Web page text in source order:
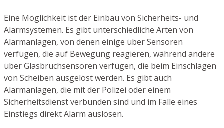
Eine Möglichkeit ist der Einbau von Sicherheits- und
Alarmsystemen. Es gibt unterschiedliche Arten von
Alarmanlagen, von denen einige über Sensoren
verfügen, die auf Bewegung reagieren, während andere
über Glasbruchsensoren verfügen, die beim Einschlagen
von Scheiben ausgelöst werden. Es gibt auch
Alarmanlagen, die mit der Polizei oder einem
Sicherheitsdienst verbunden sind und im Falle eines
Einstiegs direkt Alarm auslösen.